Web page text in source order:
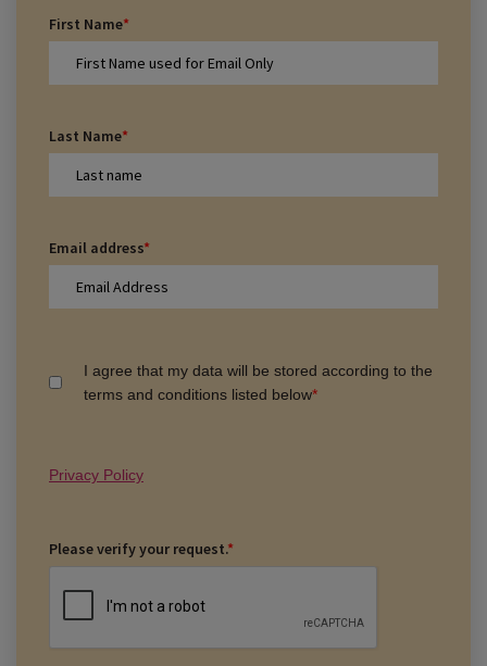
First Name*
Last Name*
Email address*
I agree that my data will be stored according to the
terms and conditions listed below*
Privacy Policy
Please verify your request.*